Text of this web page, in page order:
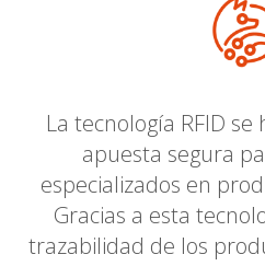
La tecnología RFID
apuesta segura
especializados en
Gracias a esta
trazabilidad de los